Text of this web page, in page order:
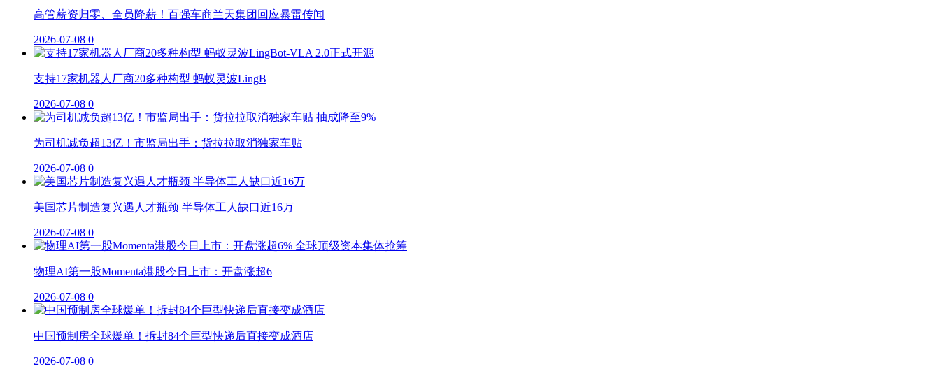
高管薪资归零、全员降薪！百强车商兰天集团回应暴雷传闻
2026-07-08 0
支持17家机器人厂商20多种构型 蚂蚁灵波LingB
2026-07-08 0
为司机减负超13亿！市监局出手：货拉拉取消独家车贴
2026-07-08 0
美国芯片制造复兴遇人才瓶颈 半导体工人缺口近16万
2026-07-08 0
物理AI第一股Momenta港股今日上市：开盘涨超6
2026-07-08 0
中国预制房全球爆单！拆封84个巨型快递后直接变成酒店
2026-07-08 0